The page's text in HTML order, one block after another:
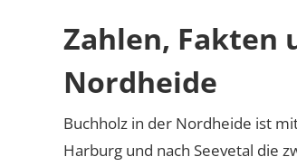
Zahlen, Fakten
Nordheide
Buchholz in der Nordheide ist
Harburg und nach Seevetal die